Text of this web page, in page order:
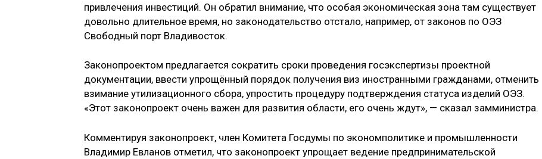
привлечения инвестиций. Он обратил внимание, что особая экономическая зона там существует
довольно длительное время, но законодательство отстало, например, от законов по ОЭЗ
Свободный порт Владивосток.
Законопроектом предлагается сократить сроки проведения госэкспертизы проектной
документации, ввести упрощённый порядок получения виз иностранными гражданами, отменить
взимание утилизационного сбора, упростить процедуру подтверждения статуса изделий ОЭЗ.
«Этот законопроект очень важен для развития области, его очень ждут», — сказал замминистра.
Комментируя законопроект, член Комитета Госдумы по экономполитике и промышленности
Владимир Евланов отметил, что законопроект упрощает ведение предпринимательской